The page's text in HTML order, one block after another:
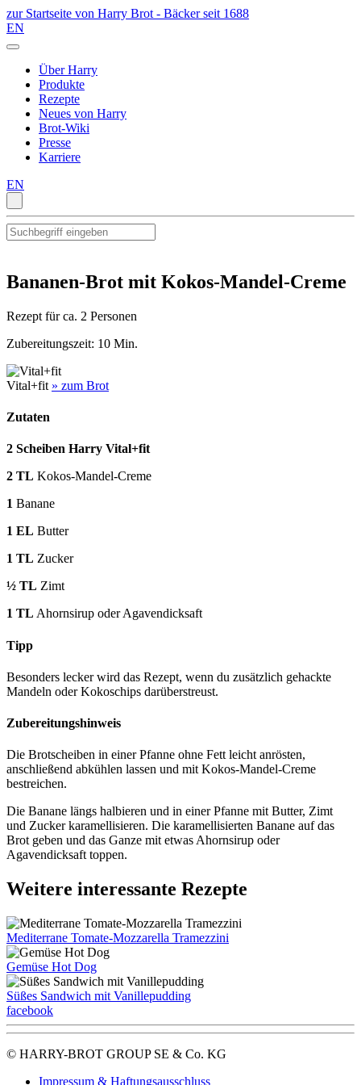
zur Startseite von Harry Brot - Bäcker seit 1688
EN
Über Harry
Produkte
Rezepte
Neues von Harry
Brot-Wiki
Presse
Karriere
EN
Bananen-Brot mit Kokos-Mandel-Creme
Rezept für ca. 2 Personen
Zubereitungszeit: 10 Min.
Vital+fit » zum Brot
Zutaten
2 Scheiben Harry Vital+fit
2 TL Kokos-Mandel-Creme
1 Banane
1 EL Butter
1 TL Zucker
½ TL Zimt
1 TL Ahornsirup oder Agavendicksaft
Tipp
Besonders lecker wird das Rezept, wenn du zusätzlich gehackte
Mandeln oder Kokoschips darüberstreust.
Zubereitungshinweis
Die Brotscheiben in einer Pfanne ohne Fett leicht anrösten,
anschließend abkühlen lassen und mit Kokos-Mandel-Creme
bestreichen.
Die Banane längs halbieren und in einer Pfanne mit Butter, Zimt
und Zucker karamellisieren. Die karamellisierten Banane auf das
Brot geben und das Ganze mit etwas Ahornsirup oder
Agavendicksaft toppen.
Weitere interessante Rezepte
Mediterrane Tomate-Mozzarella Tramezzini
Gemüse Hot Dog
Süßes Sandwich mit Vanillepudding
facebook
© HARRY-BROT GROUP SE & Co. KG
Impressum & Haftungsausschluss